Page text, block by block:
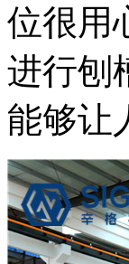
位很用
进行刨
能够让